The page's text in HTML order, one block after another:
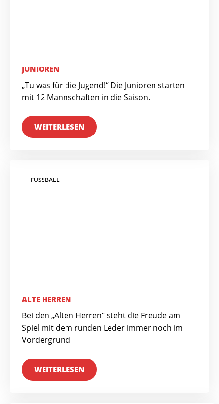
JUNIOREN
„Tu was für die Jugend!“ Die Junioren starten
mit 12 Mannschaften in die Saison.
WEITERLESEN
FUSSBALL
ALTE HERREN
Bei den „Alten Herren“ steht die Freude am
Spiel mit dem runden Leder immer noch im
Vordergrund
WEITERLESEN